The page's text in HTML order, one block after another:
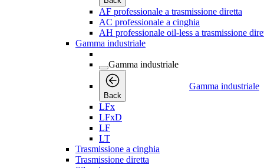
AF professionale a trasmissione diretta
AC professionale a cinghia
AH professionale oil-less a trasmissione
Gamma industriale
Gamma industriale
Back
Gamma industriale
LFx
LFxD
LF
LT
Trasmissione a cinghia
Trasmissione diretta